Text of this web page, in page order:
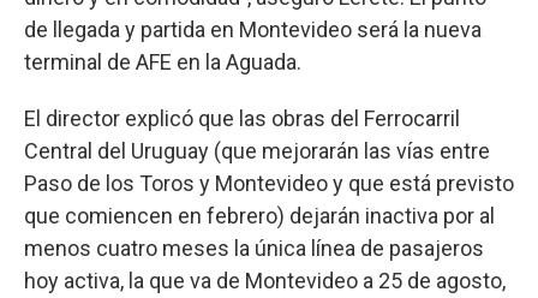
de llegada y partida en Montevideo será la nueva
terminal de AFE en la Aguada.
El director explicó que las obras del Ferrocarril
Central del Uruguay (que mejorarán las vías entre
Paso de los Toros y Montevideo y que está previsto
que comiencen en febrero) dejarán inactiva por al
menos cuatro meses la única línea de pasajeros
hoy activa, la que va de Montevideo a 25 de agosto,